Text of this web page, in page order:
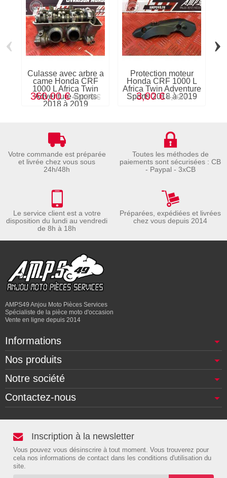
Culasse avec arbre a
came Honda CRF
1000 L Africa Twin
Adventure Sports
2018 à 2019
360,00 € 480,00 €
Protection moteur
Honda CRF 1000 L
Africa Twin Adventure
Sports 2018 à 2019
3,00 € 4,00 €
‹ ›
Votre commande est préparée
et livrée chez vous sous
24h/48h
Toutes les méthodes de
paiements sont sécurisées : CB
- Paypal - 3xCB
Le service client est a votre
disposition du lundi au vendredi
de 8h à 18h
Préparées, expédiées et livrées
chez vous depuis 2014
AMPS49 Anjou Moto Pièces Services
Spécialiste de la pièce moto d'occasion
Vente en ligne depuis 2014
Informations
Nos produits
Notre société
Contactez-nous
Inscription à la newsletter
Vous pouvez vous désinscrire à tout moment. Vous trouverez pour
cela nos informations de contact dans les conditions d'utilisation du
site.